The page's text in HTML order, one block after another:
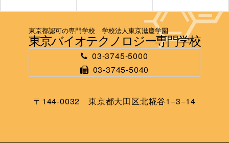
東京都認可の専門学校 学校法人東京滋慶学園
東京バイオテクノロジー専門学校
03-3745-5000
03-3745-5040
〒144-0032 東京都大田区北糀谷1−3−14